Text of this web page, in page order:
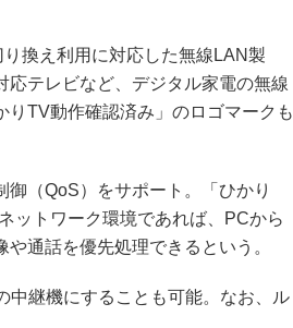
換え利用に対応した無線LAN製
テレビなど、デジタル家電の無線
TV動作確認済み」のロゴマークも
（QoS）をサポート。「ひかり
ットワーク環境であれば、PCから
通話を優先処理できるという。
継機にすることも可能。なお、ル